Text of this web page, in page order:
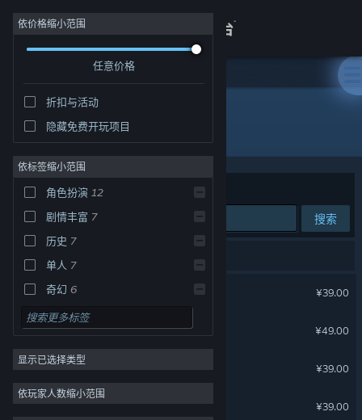
登录
关于
客服
依价格缩小范围
任意价格
折扣与活动
隐藏免费开玩项目
依标签缩小范围
角色扮演 12
剧情丰富 7
历史 7
单人 7
奇幻 6
武术 5
团队角色扮演 5
故事架构丰富
回合制战斗 4
显示已选择类型
依玩家人数缩小范围
开发者: DOMO Studio
排序依据 相关性
搜索
16 个匹配的搜索结果。
¥39.00
¥49.00
¥39.00
¥39.00